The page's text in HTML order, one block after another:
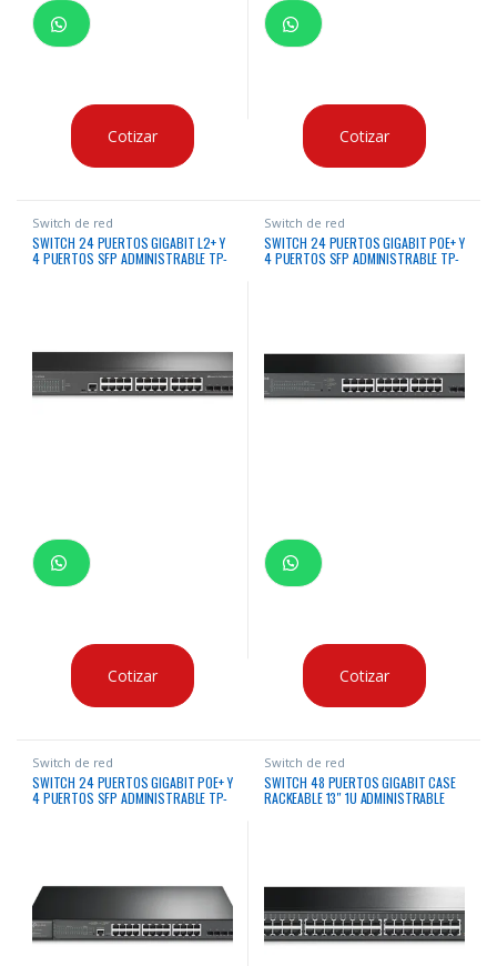
Cotizar Cotizar
Switch de red
SWITCH 24 PUERTOS GIGABIT L2+ Y
4 PUERTOS SFP ADMINISTRABLE TP-
Cotizar
Switch de red
SWITCH 24 PUERTOS GIGABIT POE+ Y
4 PUERTOS SFP ADMINISTRABLE TP-
Cotizar
Switch de red
SWITCH 24 PUERTOS GIGABIT POE+ Y
4 PUERTOS SFP ADMINISTRABLE TP-
Switch de red
SWITCH 48 PUERTOS GIGABIT CASE
RACKEABLE 13″ 1U ADMINISTRABLE